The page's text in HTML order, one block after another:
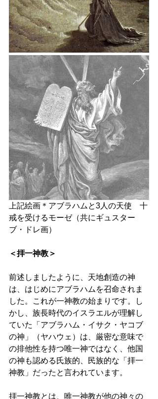
上記絵画＊アブラハムと3人の天使　十
戒を受けるモーゼ（共にギュスター
ブ・ドレ画）
＜拝一神教＞
前述しましたように、天地創造の神
は、はじめにアブラハムを召命されま
した。これが一神教の始まりです。し
かし、族長時代のイスラエルが理解し
ていた「アブラハム・イサク・ヤコブ
の神」（ヤハウェ）は、厳密な意味で
の排他性を持つ唯一神ではなく、他国
の神も認める氏族的、民族的な「拝一
神教」だったと言われています。
拝一神教とは、唯一神教が他の神々の